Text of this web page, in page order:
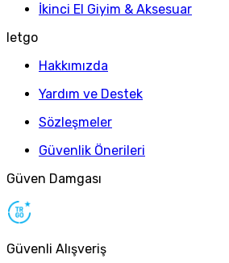
İkinci El Giyim & Aksesuar
letgo
Hakkımızda
Yardım ve Destek
Sözleşmeler
Güvenlik Önerileri
Güven Damgası
Güvenli Alışveriş